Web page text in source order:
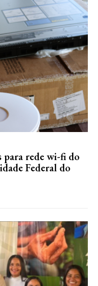
rede wi-fi do
Federal do